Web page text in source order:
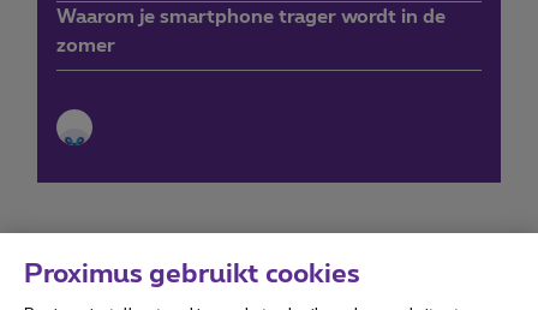
Waarom je smartphone trager wordt in de
zomer
Proximus gebruikt cookies